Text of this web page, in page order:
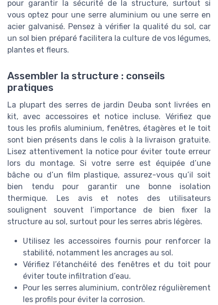
pour garantir la sécurité de la structure, surtout si
vous optez pour une serre aluminium ou une serre en
acier galvanisé. Pensez à vérifier la qualité du sol, car
un sol bien préparé facilitera la culture de vos légumes,
plantes et fleurs.
Assembler la structure : conseils
pratiques
La plupart des serres de jardin Deuba sont livrées en
kit, avec accessoires et notice incluse. Vérifiez que
tous les profils aluminium, fenêtres, étagères et le toit
sont bien présents dans le colis à la livraison gratuite.
Lisez attentivement la notice pour éviter toute erreur
lors du montage. Si votre serre est équipée d’une
bâche ou d’un film plastique, assurez-vous qu’il soit
bien tendu pour garantir une bonne isolation
thermique. Les avis et notes des utilisateurs
soulignent souvent l’importance de bien fixer la
structure au sol, surtout pour les serres abris légères.
Utilisez les accessoires fournis pour renforcer la
stabilité, notamment les ancrages au sol.
Vérifiez l’étanchéité des fenêtres et du toit pour
éviter toute infiltration d’eau.
Pour les serres aluminium, contrôlez régulièrement
les profils pour éviter la corrosion.